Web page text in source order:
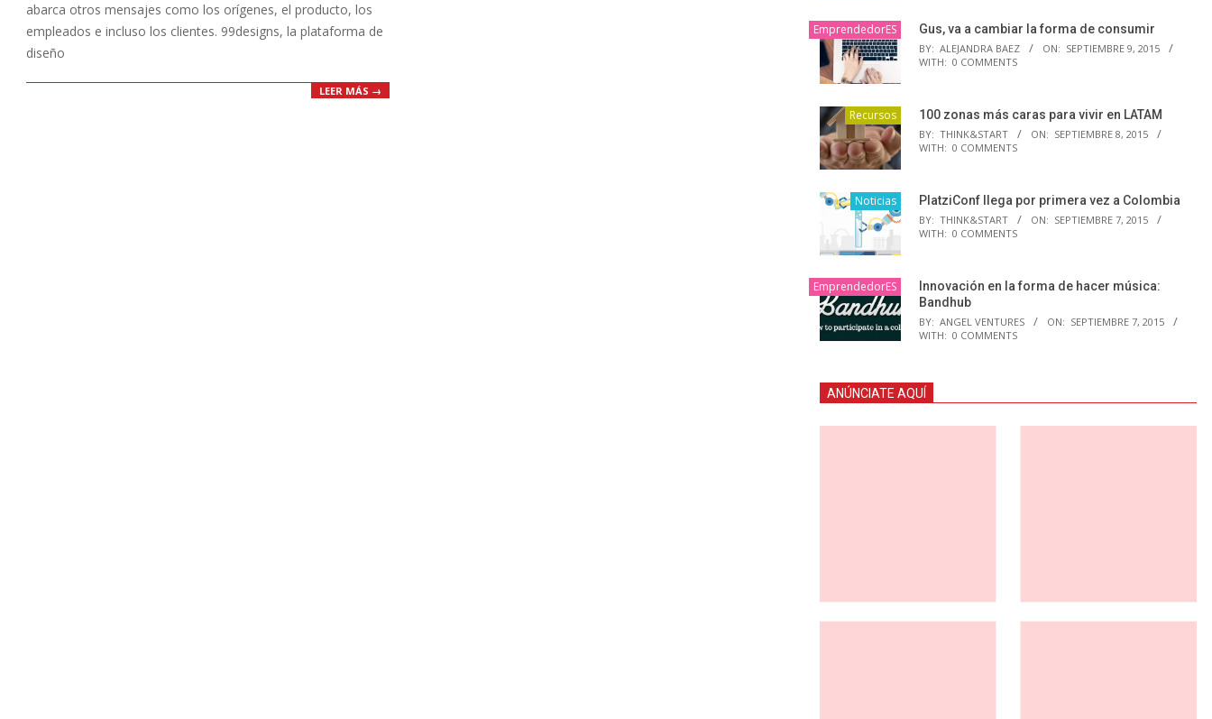
abarca otros mensajes como los orígenes, el producto, los
empleados e incluso los clientes. 99designs, la plataforma de
diseño
LEER MÁS →
EmprendedorES Gus, va a cambiar la forma de consumir
BY: ALEJANDRA BAEZ ON: SEPTIEMBRE 9, 2015
WITH: 0 COMMENTS
Recursos 100 zonas más caras para vivir en LATAM
BY: THINK&START ON: SEPTIEMBRE 8, 2015
WITH: 0 COMMENTS
Noticias PlatziConf llega por primera vez a Colombia
BY: THINK&START ON: SEPTIEMBRE 7, 2015
WITH: 0 COMMENTS
EmprendedorES
Innovación en la forma de hacer música:
Bandhub
BY: ANGEL VENTURES ON: SEPTIEMBRE 7, 2015
WITH: 0 COMMENTS
ANÚNCIATE AQUÍ